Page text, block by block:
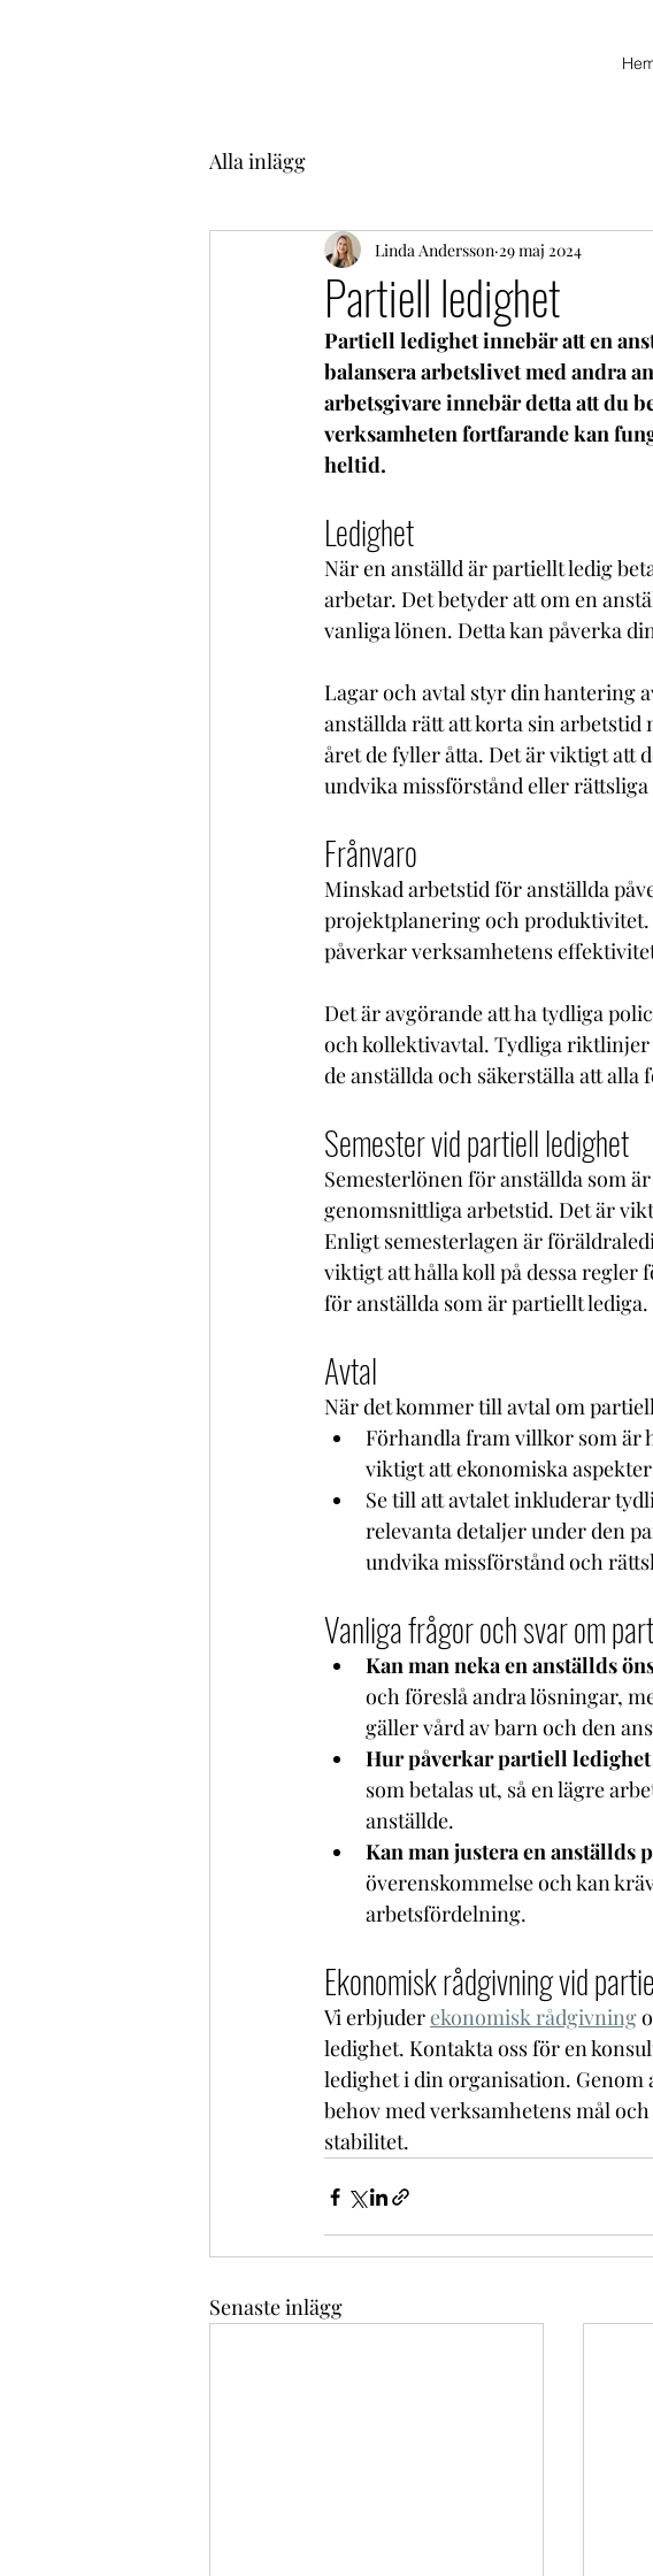
Alla inlägg
Partiell ledighet
Linda Andersson 29 maj 2024
Partiell ledighet innebär att en
balansera arbetslivet med andra
arbetsgivare innebär detta att du
verksamheten fortfarande kan
heltid.
Ledighet
När en anställd är partiellt ledig
arbetar. Det betyder att om en
vanliga lönen. Detta kan påverka
Lagar och avtal styr din hantering
anställda rätt att korta sin arbetstid
året de fyller åtta. Det är viktigt att
undvika missförstånd eller
Frånvaro
Minskad arbetstid för anställda
projektplanering och
påverkar verksamhetens
Det är avgörande att ha tydliga
och kollektivavtal. Tydliga
de anställda och säkerställa att
Semester vid partiell ledighet
Semesterlönen för anställda som
genomsnittliga arbetstid. Det är
Enligt semesterlagen är
viktigt att hålla koll på dessa regler
för anställda som är partiellt lediga.
Avtal
När det kommer till avtal om
Förhandla fram villkor som är
viktigt att ekonomiska
Se till att avtalet inkluderar
relevanta detaljer under den
undvika missförstånd och
Vanliga frågor och svar om
Kan man neka en anställds
och föreslå andra lösningar,
gäller vård av barn och den
Hur påverkar partiell ledighet
som betalas ut, så en lägre
anställde.
Kan man justera en anställds
överenskommelse och kan
arbetsfördelning.
Ekonomisk rådgivning vid
Vi erbjuder ekonomisk rådgivning
ledighet. Kontakta oss för en
ledighet i din organisation. Genom
behov med verksamhetens mål
stabilitet.
Senaste inlägg